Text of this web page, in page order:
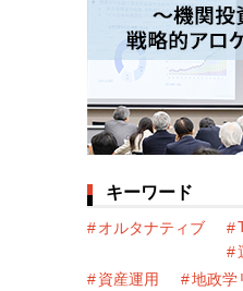
キーワード
オルタナティブ
資産運用
地政学